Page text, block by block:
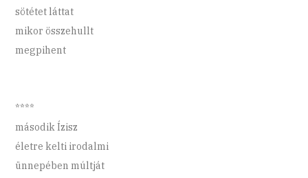
sötétet láttat
mikor összehullt
megpihent
****
második Ízisz
életre kelti irodalmi
ünnepében múltját